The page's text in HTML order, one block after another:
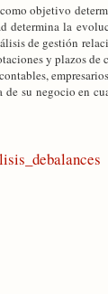
objetivo
determina la
de gestión
y plazos de
su negocio en